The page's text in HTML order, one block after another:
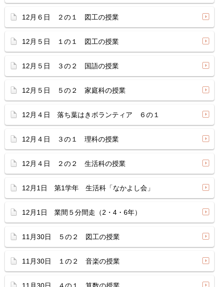
12月６日 ２の１ 図工の授業
12月５日 １の１ 図工の授業
12月５日 ３の２ 国語の授業
12月５日 ５の２ 家庭科の授業
12月４日 落ち葉はきボランティア ６の１
12月４日 ３の１ 理科の授業
12月４日 ２の２ 生活科の授業
12月1日 第1学年 生活科「なかよし会」
12月1日 業間５分間走（2・4・6年）
11月30日 ５の２ 図工の授業
11月30日 １の２ 音楽の授業